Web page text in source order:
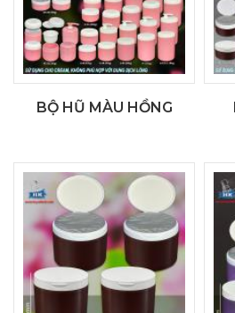
BỘ HŨ MÀU HỒNG